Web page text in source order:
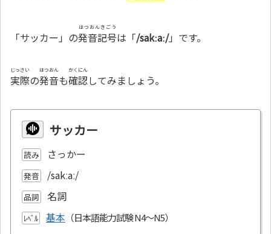
「サッカー」の発音記号
はつおんきごう
は「/sakːaː/」です。
実際
じっさい
の発音
はつおん
も確認
かくにん
してみましょう。
サッカー
読み さっかー
発音 /sakːaː/
品詞 名詞
ﾚﾍﾞﾙ 基本